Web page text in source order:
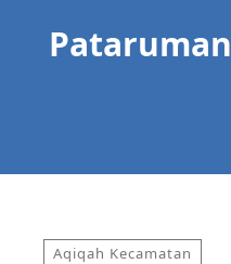
Pataruman
Aqiqah Kecamatan